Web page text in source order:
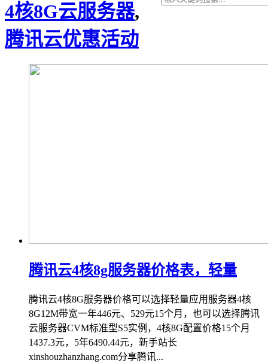
4核8G云服务器,
腾讯云优惠活动
腾讯云4核8g服务器价格表，轻量
腾讯云4核8G服务器价格可以选择轻量应用服务器4核
8G12M带宽一年446元、529元15个月，也可以选择腾讯
云服务器CVM标准型S5实例，4核8G配置价格15个月
1437.3元，5年6490.44元，新手站长
xinshouzhanzhang.com分享腾讯...